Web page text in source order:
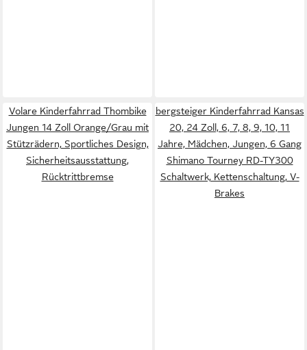
Volare Kinderfahrrad Thombike
Jungen 14 Zoll Orange/Grau mit
Stützrädern, Sportliches Design,
Sicherheitsausstattung,
Rücktrittbremse
bergsteiger Kinderfahrrad Kansas
20, 24 Zoll, 6, 7, 8, 9, 10, 11
Jahre, Mädchen, Jungen, 6 Gang
Shimano Tourney RD-TY300
Schaltwerk, Kettenschaltung, V-
Brakes